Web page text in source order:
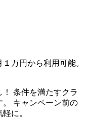
万円から利用可能。
条件を満たすクラ
キャンペーン前の
に。